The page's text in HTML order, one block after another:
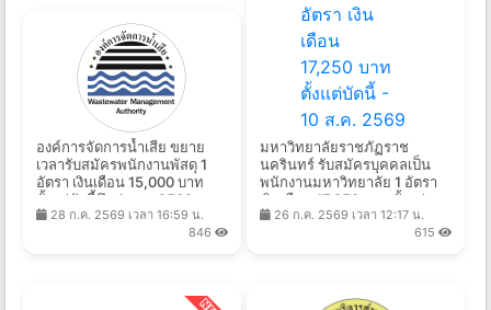
องค์การจัดการน้ำเสีย ขยาย
เวลารับสมัครพนักงานพัสดุ 1
อัตรา เงินเดือน 15,000 บาท
ตั้งแต่บัดนี้ถึง 4 ก.ย. 2569
28 ก.ค. 2569 เวลา 16:59 น.
846
มหาวิทยาลัยราชภัฏราช
นครินทร์ รับสมัครบุคคลเป็น
พนักงานมหาวิทยาลัย 1 อัตรา
เงินเดือน 17,250 บาท ตั้งแต่
บัดนี้ - 10 ส.ค. 2569
26 ก.ค. 2569 เวลา 12:17 น.
615